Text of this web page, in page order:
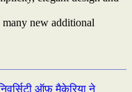
new additional